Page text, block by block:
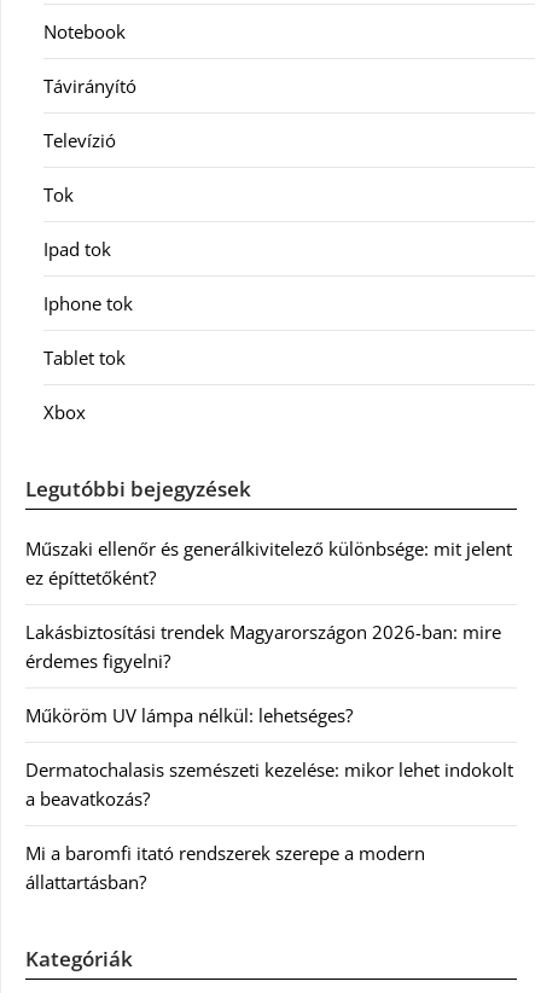
Notebook
Távirányító
Televízió
Tok
Ipad tok
Iphone tok
Tablet tok
Xbox
Legutóbbi bejegyzések
Műszaki ellenőr és generálkivitelező különbsége: mit jelent
ez építtetőként?
Lakásbiztosítási trendek Magyarországon 2026-ban: mire
érdemes figyelni?
Műköröm UV lámpa nélkül: lehetséges?
Dermatochalasis szemészeti kezelése: mikor lehet indokolt
a beavatkozás?
Mi a baromfi itató rendszerek szerepe a modern
állattartásban?
Kategóriák